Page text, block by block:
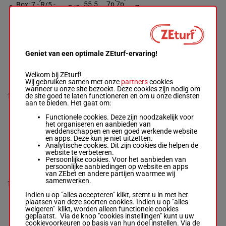
9 Box: 7 -R/5 -
R/5 55.5
7p 7p
7
10
Munger R.-Z
Oosthuizen
Box: 11 -R/10 -
55 kg
(22) 6p 5p 2p
11p 2p 4p 9p
R/1055 kg
2p 6p 6p
5p 5p
(22) 6p
5p 2p
11p 2p
4p 9p
11
11
FIDGET
Maujean C.-
R/6 -55
9p 14p (22)
11p 10p 7p 4p
1p 15p 5p 3p
1p 2p
R/6 55 kg
9p 14p
(22) 11p
10p 7p
15p 5p
3p 1p 2p
Geniet van een optimale ZEturf-ervaring!
Welkom bij ZEturf!
Wij gebruiken samen met onze partnerscookies
wanneer u onze site bezoekt. Deze cookies zijn nodig om
de site goed te laten functioneren en om u onze diensten
aan te bieden. Het gaat om:
Functionele cookies. Deze zijn noodzakelijk voor
het organiseren en aanbieden van
weddenschappen en een goed werkende website
en apps. Deze kun je niet uitzetten.
Analytische cookies. Dit zijn cookies die helpen de
website te verbeteren.
Persoonlijke cookies. Voor het aanbieden van
persoonlijke aanbiedingen op website en apps
van ZEbet en andere partijen waarmee wij
samenwerken.
Indien u op "alles accepteren" klikt, stemt u in met het
plaatsen van deze soorten cookies. Indien u op "alles
weigeren" klikt, worden alleen functionele cookies
geplaatst. Via de knop "cookies instellingen" kunt u uw
cookievoorkeuren op basis van hun doel instellen. Via de